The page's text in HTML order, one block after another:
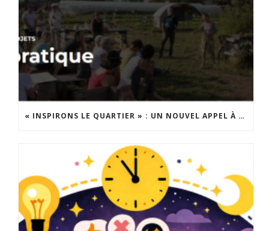
« INSPIRONS LE QUARTIER » : UN NOUVEL APPEL À PROJETS EST LANCÉ !